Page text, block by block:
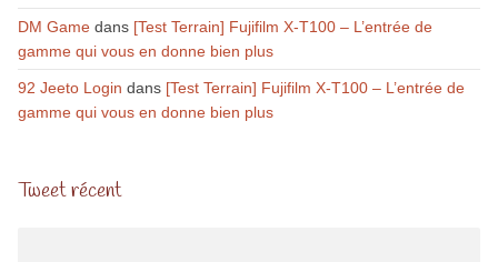
DM Gamedans [Test Terrain] Fujifilm X-T100 – L’entrée de
gamme qui vous en donne bien plus
92 Jeeto Login dans [Test Terrain] Fujifilm X-T100 – L’entrée de
gamme qui vous en donne bien plus
Tweet récent